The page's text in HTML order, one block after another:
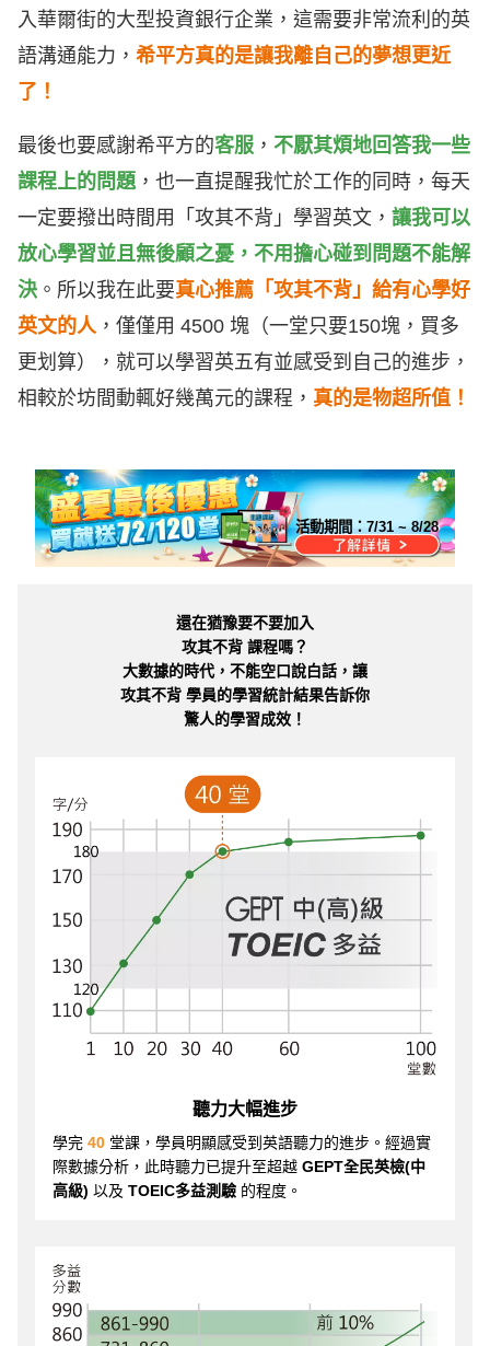
入華爾街的大型投資銀行企業，這需要非常流利的英
語溝通能力， 希平方真的是讓我離自己的夢想更近
了！
最後也要感謝希平方的客服 ， 不厭其煩地回答我一些
課程上的問題，也一直提醒我忙於工作的同時，每天
一定要撥出時間用「攻其不背」學習英文， 讓我可以
放心學習並且無後顧之憂 ，不用擔心碰到問題不能解
決 。所以我在此要真心推薦「攻其不背」給有心學好
英文的人，僅僅用 4500 塊（一堂只要150塊，買多
更划算），就可以學習英五有並感受到自己的進步，
相較於坊間動輒好幾萬元的課程， 真的是物超所值！
活動期間：7/31 ~ 8/28
還在猶豫要不要加入
攻其不背 課程嗎？
大數據的時代，不能空口說白話，讓
攻其不背 學員的學習統計結果告訴你
驚人的學習成效！
聽力大幅進步
學完 40 堂課，學員明顯感受到英語聽力的進步。經過實
際數據分析，此時聽力已提升至超越 GEPT全民英檢(中
高級) 以及 TOEIC多益測驗 的程度。